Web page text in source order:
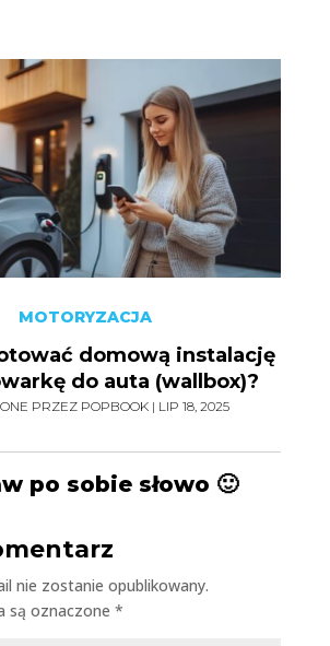
MOTORYZACJA
domową instalację
do auta (wallbox)?
PRZEZ POPBOOK | LIP 18, 2025
po sobie słowo 🙂
nie zostanie opublikowany.
są oznaczone *